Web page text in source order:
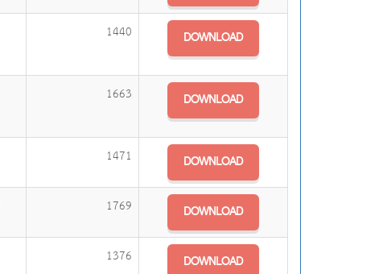
1440 DOWNLOAD
1663 DOWNLOAD
1471
DOWNLOAD
1769
DOWNLOAD
1376 DOWNLOAD